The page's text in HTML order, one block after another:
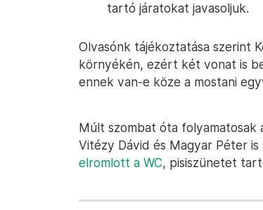
tartó járatokat javasoljuk.
Olvasónk tájékoztatása szerint
környékén, ezért két vonat is
ennek van-e köze a mostani
Múlt szombat óta folyamatosak
Vitézy Dávid és Magyar Péter
elromlott a WC, pisiszünetet